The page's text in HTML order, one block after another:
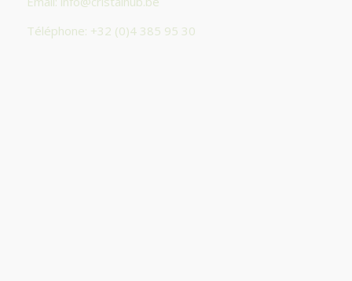
Téléphone: +32 (0)4 385 95 30